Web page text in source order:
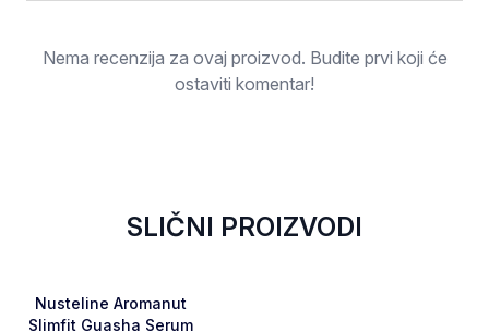
Ocjena
Nema recenzija za ovaj proizvod. Budite prvi koji će
ostaviti komentar!
SLIČNI PROIZVODI
Favorite
Nusteline Aromanut
Slimfit Guasha Serum